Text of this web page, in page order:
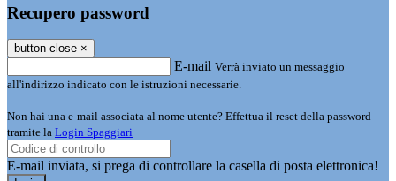
Recupero password
button close ×
E-mail Verrà inviato un messaggio
all'indirizzo indicato con le istruzioni necessarie.
Non hai una e-mail associata al nome utente? Effettua il reset della password
tramite la Login Spaggiari
E-mail inviata, si prega di controllare la casella di posta elettronica!